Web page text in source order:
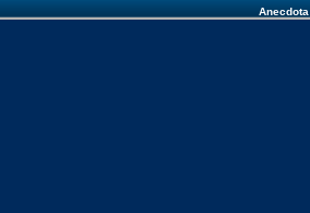
Anecdota